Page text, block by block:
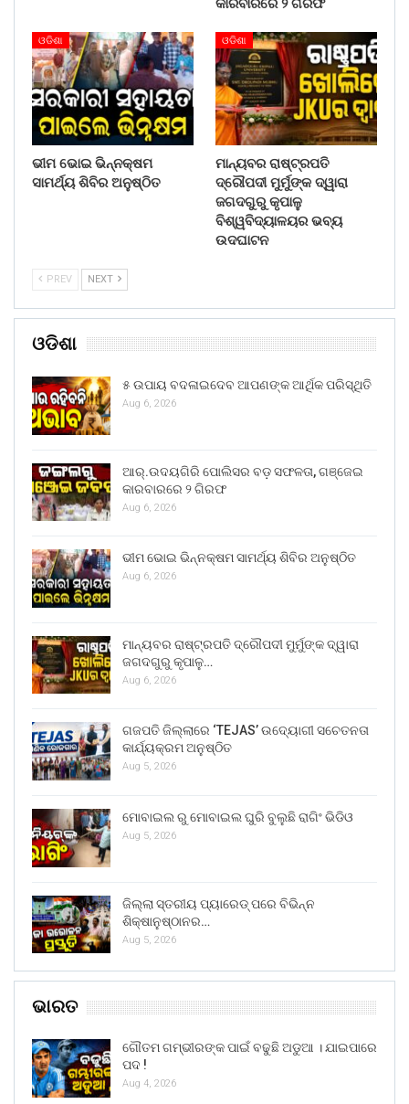
କାରବାରରେ ୨ ଗିରଫ
ଓଡିଶା
ଭୀମ ଭୋଇ ଭିନ୍ନକ୍ଷମ
ସାମର୍ଥ୍ୟ ଶିବିର ଅନୁଷ୍ଠିତ
ଓଡିଶା
ମାନ୍ୟବର ରାଷ୍ଟ୍ରପତି
ଦ୍ରୌପଦୀ ମୁର୍ମୁଙ୍କ ଦ୍ୱାରା
ଜଗଦଗୁରୁ କୃପାଳୁ
ବିଶ୍ୱବିଦ୍ୟାଳୟର ଭବ୍ୟ
ଉଦଘାଟନ
PREV NEXT
ଓଡିଶା
୫ ଉପାୟ ବଦଳାଇଦେବ ଆପଣଙ୍କ ଆର୍ଥିକ ପରିସ୍ଥିତି
Aug 6, 2026
ଆର୍.ଉଦୟଗିରି ପୋଲିସର ବଡ଼ ସଫଳତା, ଗଞ୍ଜେଇ
କାରବାରରେ ୨ ଗିରଫ
Aug 6, 2026
ଭୀମ ଭୋଇ ଭିନ୍ନକ୍ଷମ ସାମର୍ଥ୍ୟ ଶିବିର ଅନୁଷ୍ଠିତ
Aug 6, 2026
ମାନ୍ୟବର ରାଷ୍ଟ୍ରପତି ଦ୍ରୌପଦୀ ମୁର୍ମୁଙ୍କ ଦ୍ୱାରା
ଜଗଦଗୁରୁ କୃପାଳୁ…
Aug 6, 2026
ଗଜପତି ଜିଲ୍ଲାରେ ‘TEJAS’ ଉଦ୍ୟୋଗୀ ସଚେତନତା
କାର୍ଯ୍ୟକ୍ରମ ଅନୁଷ୍ଠିତ
Aug 5, 2026
ମୋବାଇଲ ରୁ ମୋବାଇଲ ଘୁରି ବୁଲୁଛି ରାଗିଂ ଭିଡିଓ
Aug 5, 2026
ଜିଲ୍ଲା ସ୍ତରୀୟ ପ୍ୟାରେଡ୍ ପରେ ବିଭିନ୍ନ
ଶିକ୍ଷାନୁଷ୍ଠାନର…
Aug 5, 2026
ଭାରତ
ଗୌତମ ଗମ୍ଭୀରଙ୍କ ପାଇଁ ବଢୁଛି ଅଡୁଆ । ଯାଇପାରେ
ପଦ !
Aug 4, 2026